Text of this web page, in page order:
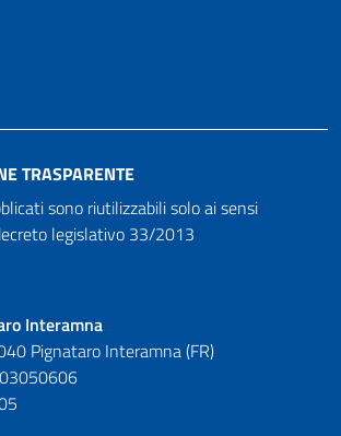
TRASPARENTE
sono riutilizzabili solo ai sensi
legislativo 33/2013
Interamna
Pignataro Interamna (FR)